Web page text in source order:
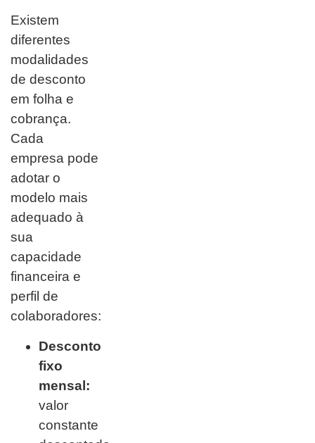
Existem
diferentes
modalidades
de desconto
em folha e
cobrança.
Cada
empresa pode
adotar o
modelo mais
adequado à
sua
capacidade
financeira e
perfil de
colaboradores:
Desconto
fixo
mensal:
valor
constante